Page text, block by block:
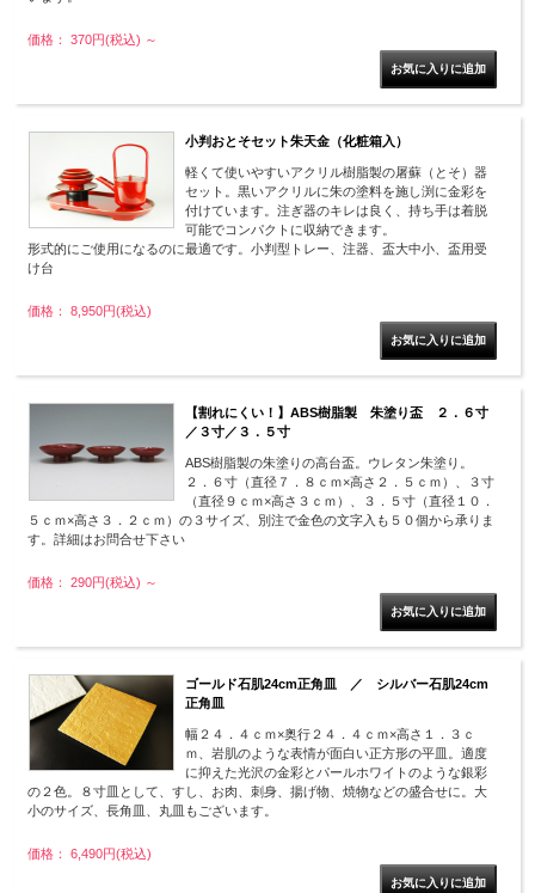
価格： 370円(税込) ～
小判おとそセット朱天金（化粧箱入）
軽くて使いやすいアクリル樹脂製の屠蘇（とそ）器
セット。黒いアクリルに朱の塗料を施し渕に金彩を
付けています。注ぎ器のキレは良く、持ち手は着脱
可能でコンパクトに収納できます。
形式的にご使用になるのに最適です。小判型トレー、注器、盃大中小、盃用受
け台
価格： 8,950円(税込)
【割れにくい！】ABS樹脂製 朱塗り盃 ２．６寸
／３寸／３．５寸
ABS樹脂製の朱塗りの高台盃。ウレタン朱塗り。
２．６寸（直径７．８ｃｍ×高さ２．５ｃｍ）、３寸
（直径９ｃｍ×高さ３ｃｍ）、３．５寸（直径１０．
５ｃｍ×高さ３．２ｃｍ）の３サイズ、別注で金色の文字入も５０個から承りま
す。詳細はお問合せ下さい
価格： 290円(税込) ～
ゴールド石肌24cm正角皿 ／ シルバー石肌24cm
正角皿
幅２４．４ｃｍ×奥行２４．４ｃｍ×高さ１．３ｃ
ｍ、岩肌のような表情が面白い正方形の平皿。適度
に抑えた光沢の金彩とパールホワイトのような銀彩
の２色。８寸皿として、すし、お肉、刺身、揚げ物、焼物などの盛合せに。大
小のサイズ、長角皿、丸皿もございます。
価格： 6,490円(税込)